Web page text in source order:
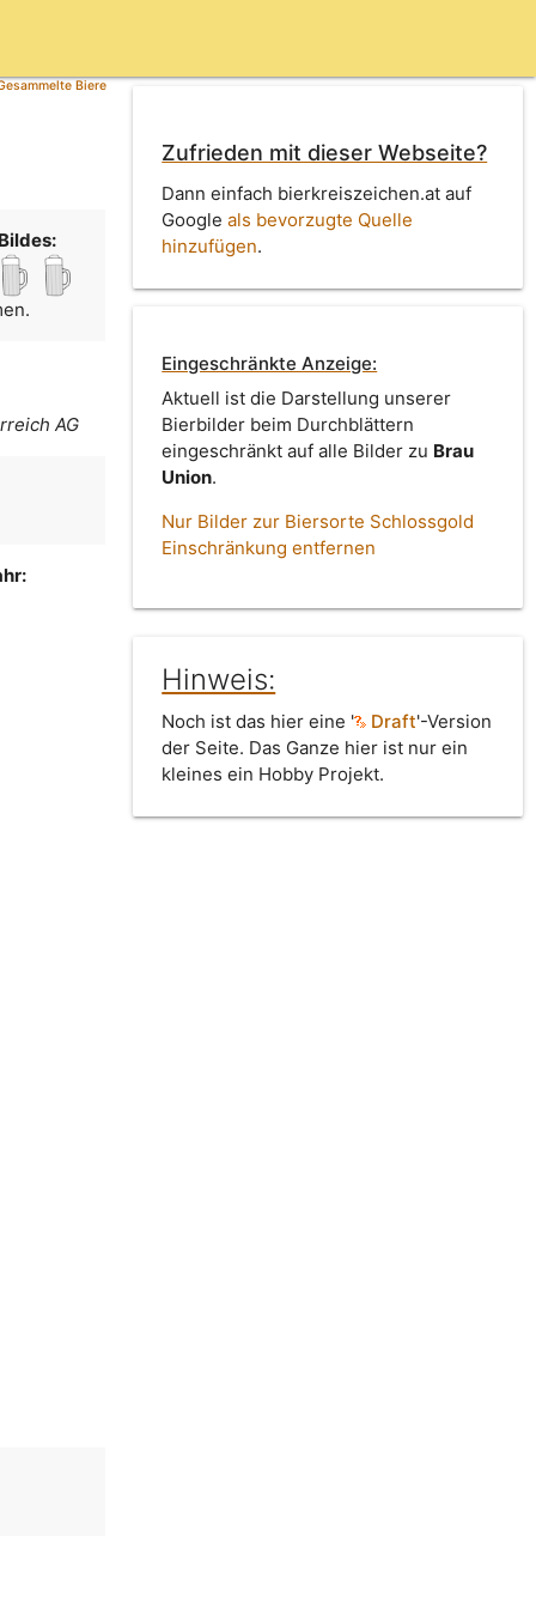
Biere
AG
Zufrieden mit dieser Webseite?
Dann einfach bierkreiszeichen.at auf
Googleals bevorzugte Quelle
hinzufügen.
Eingeschränkte Anzeige:
Aktuell ist die Darstellung unserer
Bierbilder beim Durchblättern
eingeschränkt auf alle Bilder zu Brau
Union.
Nur Bilder zur Biersorte Schlossgold
Einschränkung entfernen
Hinweis:
Noch ist das hier eine ' Draft'-Version
der Seite. Das Ganze hier ist nur ein
kleines ein Hobby Projekt.